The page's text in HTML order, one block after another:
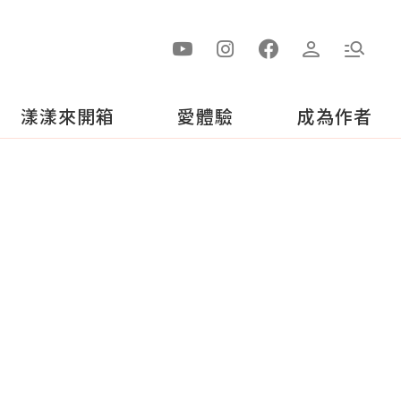
漾漾來開箱 愛體驗 成為作者